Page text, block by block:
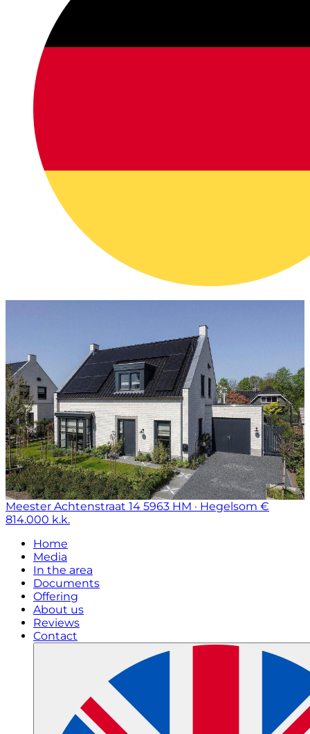
Meester Achtenstraat 14 5963 HM · Hegelsom €
814.000 k.k.
Home
Media
In the area
Documents
Offering
About us
Reviews
Contact